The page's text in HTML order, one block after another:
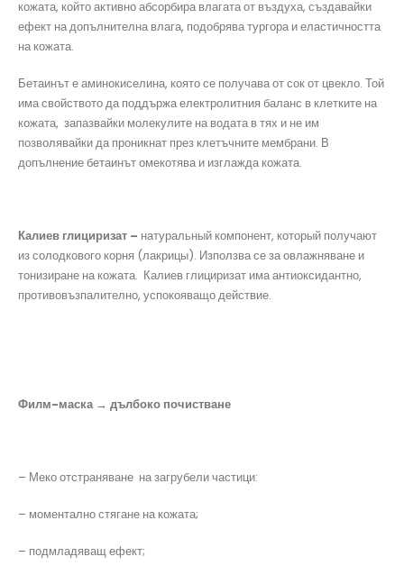
кожата, който активно абсорбира влагата от въздуха, създавайки
ефект на допълнителна влага, подобрява тургора и еластичността
на кожата.
Бетаинът е аминокиселина, която се получава от сок от цвекло. Той
има свойството да поддържа електролитния баланс в клетките на
кожата, запазвайки молекулите на водата в тях и не им
позволявайки да проникнат през клетъчните мембрани. В
допълнение бетаинът омекотява и изглажда кожата.
Калиев глициризат – натуральный компонент, который получают
из солодкового корня (лакрицы). Използва се за овлажняване и
тонизиране на кожата. Калиев глициризат има антиоксидантно,
противовъзпалително, успокояващо действие.
Филм-маска → дълбоко почистване
– Меко отстраняване на загрубели частици:
– моментално стягане на кожата;
– подмладяващ ефект;